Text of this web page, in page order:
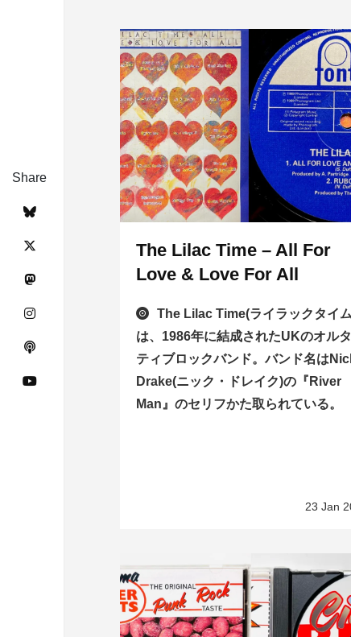
Share
The Lilac Time – All For
Love & Love For All
The Lilac Time(ライラックタイ
は、1986年に結成されたUKのオル
ティブロックバンド。バンド名は
Drake(ニック・ドレイク)の『River
Man』のセリフかた取られている。
23 Jan